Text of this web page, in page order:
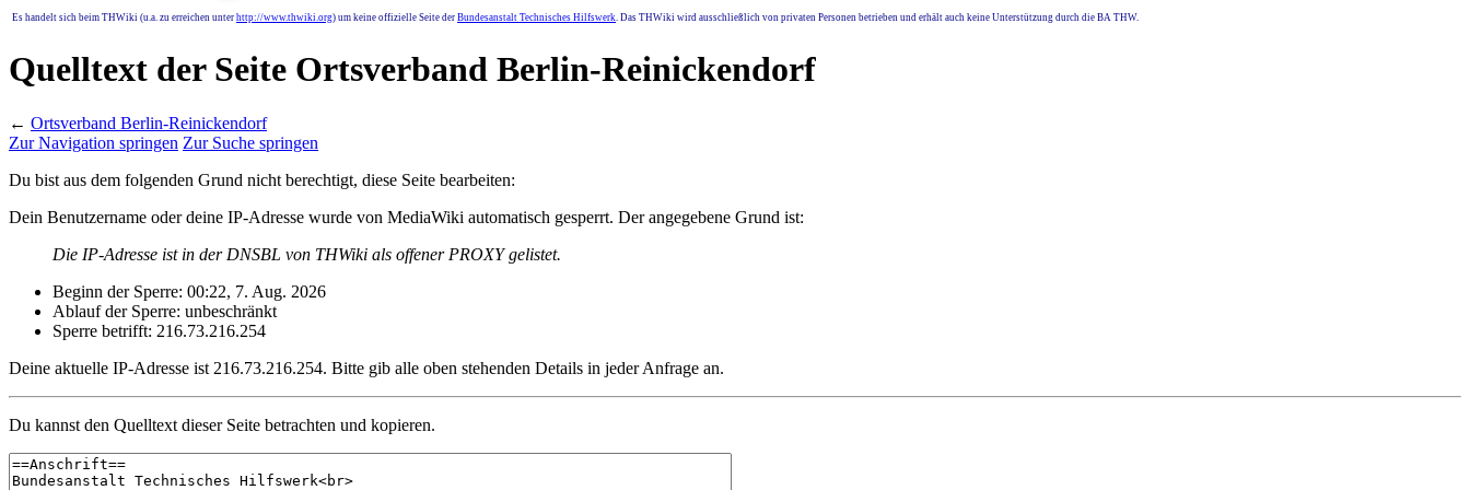
Es handelt sich beim THWiki (u.a. zu erreichen unter http://www.thwiki.org) um keine offizielle Seite der Bundesanstalt Technisches Hilfswerk. Das THWiki wird ausschließlich von privaten Personen betrieben und erhält auch keine Unterstützung durch die BA THW.
Quelltext der Seite Ortsverband Berlin-Reinickendorf
← Ortsverband Berlin-Reinickendorf
Zur Navigation springen Zur Suche springen
Du bist aus dem folgenden Grund nicht berechtigt, diese Seite bearbeiten:
Dein Benutzername oder deine IP-Adresse wurde von MediaWiki automatisch gesperrt. Der angegebene Grund ist:
Die IP-Adresse ist in der DNSBL von THWiki als offener PROXY gelistet.
Beginn der Sperre: 00:22, 7. Aug. 2026
Ablauf der Sperre: unbeschränkt
Sperre betrifft: 216.73.216.254
Deine aktuelle IP-Adresse ist 216.73.216.254. Bitte gib alle oben stehenden Details in jeder Anfrage an.
Du kannst den Quelltext dieser Seite betrachten und kopieren.